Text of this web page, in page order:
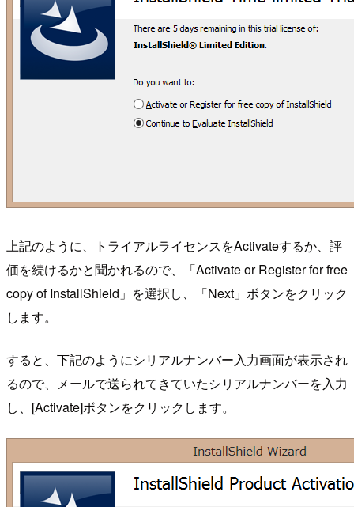
上記のように、トライアルライセンスをActivateするか、評
価を続けるかと聞かれるので、「Activate or Register for free
copy of InstallShield」を選択し、「Next」ボタンをクリック
します。
すると、下記のようにシリアルナンバー入力画面が表示され
るので、メールで送られてきていたシリアルナンバーを入力
し、[Activate]ボタンをクリックします。